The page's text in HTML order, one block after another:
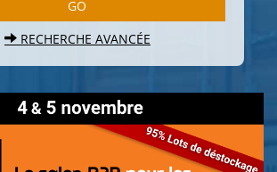
RECHERCHE AVANCÉE